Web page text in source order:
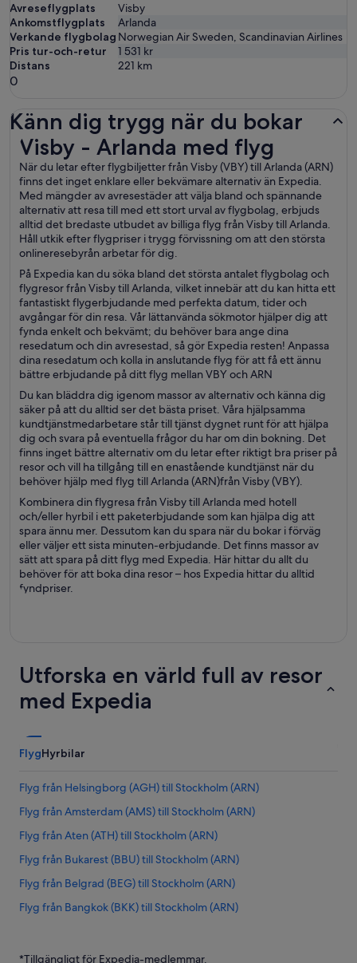
Avreseflygplats
Visby
Ankomstflygplats
Arlanda
Verkande flygbolag Norwegian Air Sweden, Scandinavian Airlines
Pris tur-och-retur
1 531 kr
Distans
221 km
0
Känn dig trygg när du bokar
Visby - Arlanda med flyg
När du letar efter flygbiljetter från Visby (VBY) till Arlanda (ARN)
finns det inget enklare eller bekvämare alternativ än Expedia.
Med mängder av avresestäder att välja bland och spännande
alternativ att resa till med ett stort urval av flygbolag, erbjuds
alltid det bredaste utbudet av billiga flyg från Visby till Arlanda.
Håll utkik efter flygpriser i trygg förvissning om att den största
onlineresebyrån arbetar för dig.
På Expedia kan du söka bland det största antalet flygbolag och
flygresor från Visby till Arlanda, vilket innebär att du kan hitta ett
fantastiskt flygerbjudande med perfekta datum, tider och
avgångar för din resa. Vår lättanvända sökmotor hjälper dig att
fynda enkelt och bekvämt; du behöver bara ange dina
resedatum och din avresestad, så gör Expedia resten! Anpassa
dina resedatum och kolla in anslutande flyg för att få ett ännu
bättre erbjudande på ditt flyg mellan VBY och ARN
Du kan bläddra dig igenom massor av alternativ och känna dig
säker på att du alltid ser det bästa priset. Våra hjälpsamma
kundtjänstmedarbetare står till tjänst dygnet runt för att hjälpa
dig och svara på eventuella frågor du har om din bokning. Det
finns inget bättre alternativ om du letar efter riktigt bra priser på
resor och vill ha tillgång till en enastående kundtjänst när du
behöver hjälp med flyg till Arlanda (ARN)från Visby (VBY).
Kombinera din flygresa från Visby till Arlanda med hotell
och/eller hyrbil i ett paketerbjudande som kan hjälpa dig att
spara ännu mer. Dessutom kan du spara när du bokar i förväg
eller väljer ett sista minuten-erbjudande. Det finns massor av
sätt att spara på ditt flyg med Expedia. Här hittar du allt du
behöver för att boka dina resor – hos Expedia hittar du alltid
fyndpriser.
Visby - Arlanda med flyg
Utforska en värld full av resor
med Expedia
FlygHyrbilar
Flyg från Helsingborg (AGH) till Stockholm (ARN)
Flyg från Amsterdam (AMS) till Stockholm (ARN)
Flyg från Aten (ATH) till Stockholm (ARN)
Flyg från Bukarest (BBU) till Stockholm (ARN)
Flyg från Belgrad (BEG) till Stockholm (ARN)
Flyg från Bangkok (BKK) till Stockholm (ARN)
Flyg från Bari (BRI) till Stockholm (ARN)
*Tillgängligt för Expedia-medlemmar.